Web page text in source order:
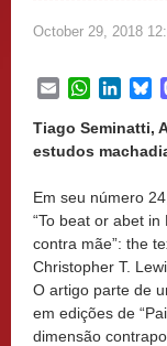
October 29, 2018
Email
Tiago Seminatti,
estudos
Em seu número
“To beat or abet in
contra mãe”: the
Christopher T.
O artigo parte de
em edições de
dimensão